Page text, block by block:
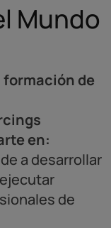
Mundo
formación de
en:
a desarrollar
de